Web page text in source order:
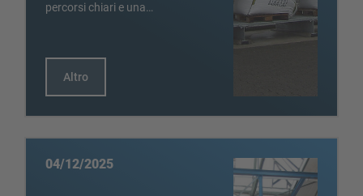
percorsi chiari e una…
Altro
04/12/2025